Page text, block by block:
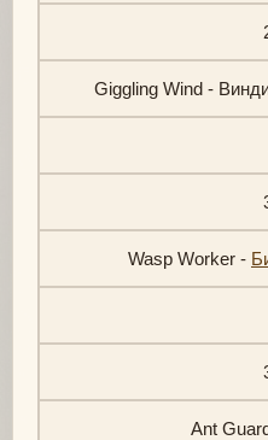
Giggling Wind -
Wasp Worker -
Ant